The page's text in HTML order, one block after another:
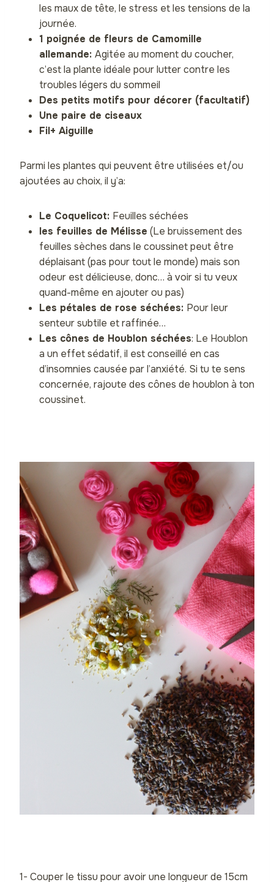
les maux de tête, le stress et les tensions de la
journée.
1 poignée de fleurs de Camomille
allemande: Agitée au moment du coucher,
c’est la plante idéale pour lutter contre les
troubles légers du sommeil
Des petits motifs pour décorer (facultatif)
Une paire de ciseaux
Fil+ Aiguille
Parmi les plantes qui peuvent être utilisées et/ou
ajoutées au choix, il y’a:
Le Coquelicot: Feuilles séchées
les feuilles de Mélisse (Le bruissement des
feuilles sèches dans le coussinet peut être
déplaisant (pas pour tout le monde) mais son
odeur est délicieuse, donc… à voir si tu veux
quand-même en ajouter ou pas)
Les pétales de rose séchées: Pour leur
senteur subtile et raffinée…
Les cônes de Houblon séchées: Le Houblon
a un effet sédatif, il est conseillé en cas
d’insomnies causée par l’anxiété. Si tu te sens
concernée, rajoute des cônes de houblon à ton
coussinet.
1- Couper le tissu pour avoir une longueur de 15cm